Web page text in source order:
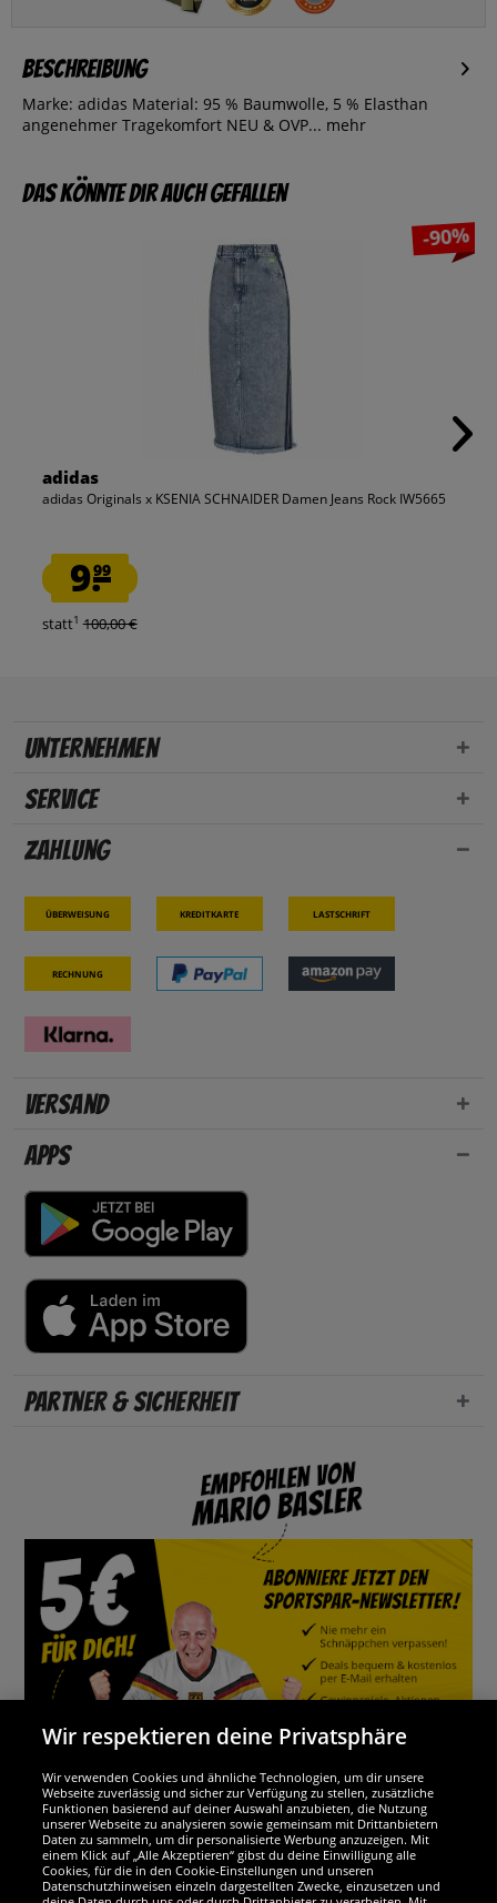
Beschreibung
Marke: adidas Material: 95 % Baumwolle, 5 % Elasthan
angenehmer Tragekomfort NEU & OVP... mehr
Das könnte dir auch gefallen
-90%
adidas
adidas Originals x KSENIA SCHNAIDER Damen Jeans Rock IW5665
9.99
statt1 100,00 €
Unternehmen
Service
Zahlung
Überweisung Kreditkarte Lastschrift
Rechnung
Versand
Apps
Partner & Sicherheit
Wir sind ausgezeichnet
Wir respektieren deine Privatsphäre
Wir verwenden Cookies und ähnliche Technologien, um dir unsere
Webseite zuverlässig und sicher zur Verfügung zu stellen, zusätzliche
Funktionen basierend auf deiner Auswahl anzubieten, die Nutzung
unserer Webseite zu analysieren sowie gemeinsam mit Drittanbietern
Daten zu sammeln, um dir personalisierte Werbung anzuzeigen. Mit
einem Klick auf „Alle Akzeptieren“ gibst du deine Einwilligung alle
Cookies, für die in den Cookie-Einstellungen und unseren
Datenschutzhinweisen einzeln dargestellten Zwecke, einzusetzen und